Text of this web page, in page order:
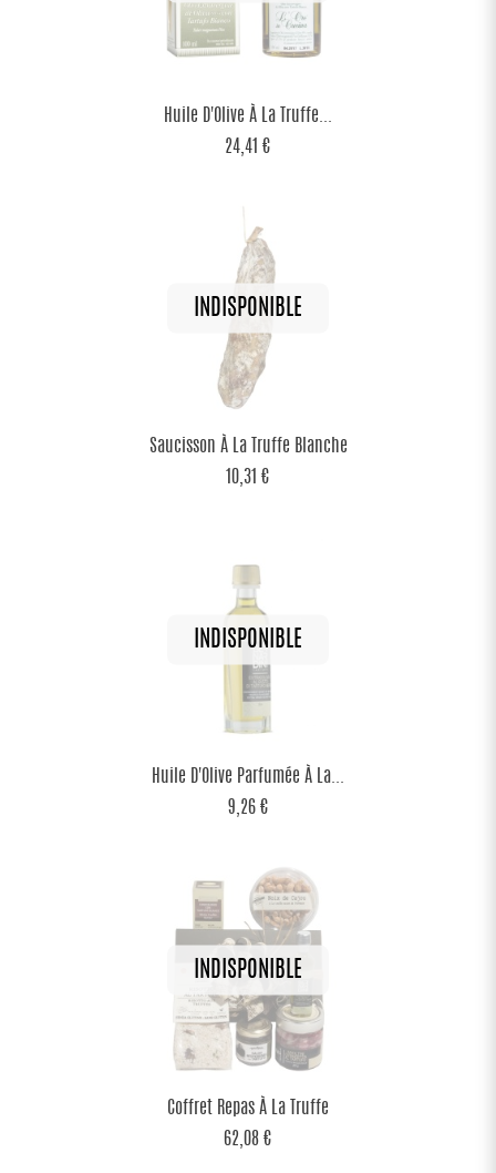
Huile D'Olive À La Truffe...
24,41 €
Saucisson À La Truffe Blanche
10,31 €
Huile D'Olive Parfumée À La...
9,26 €
Coffret Repas À La Truffe
62,08 €